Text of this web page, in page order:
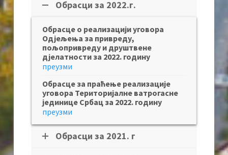
Обрасци за 2022.г.
Обрасце о реализацији уговора
Одјељења за привреду,
пољопривреду и друштвене
дјелатности за 2022. годину
преузми
Обрасце за праћење реализације
уговора Територијалне ватрогасне
јединице Србац за 2022. годину
преузми
Обрасци за 2021. г